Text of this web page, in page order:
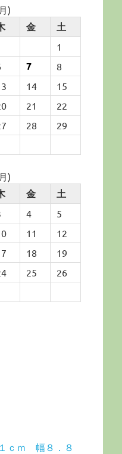
)
金 土
1
7
8
14
15
21
22
28
29
)
金 土
4
5
11
12
18
19
25
26
ｃｍ 幅８．８